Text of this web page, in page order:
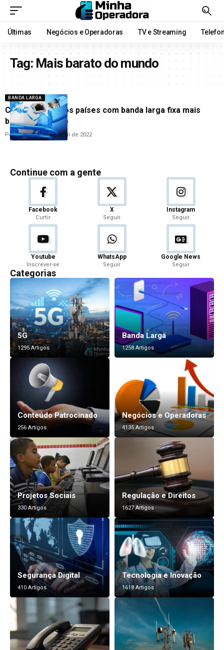
Últimas Negócios e Operadoras TV e Streaming
Tag:Mais barato do mundo
BANDA LARGA
Confira a lista dos países com banda larga fixa mais
barata do mundo
PorCleane Lima8 de abril de 2022
Continue com a gente
Facebook
Curtir
X
Seguir
Instagram
Seguir
Youtube
Inscrever-se
WhatsApp
Seguir
Google News
Seguir
Categorias
5G
1295 Artigos
Banda Larga
1258 Artigos
Conteúdo Patrocinado
256 Artigos
Negócios e Operadoras
4135 Artigos
Projetos Sociais
330 Artigos
Regulação e Direitos
1627 Artigos
Segurança Digital
410 Artigos
Tecnologia e Inovação
1618 Artigos